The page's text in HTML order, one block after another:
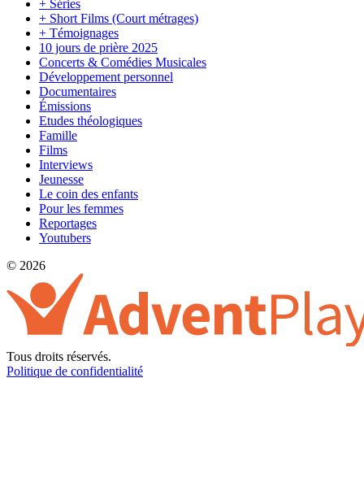
+ Séries
+ Short Films (Court métrages)
+ Témoignages
10 jours de prière 2025
Concerts & Comédies Musicales
Développement personnel
Documentaires
Émissions
Etudes théologiques
Famille
Films
Interviews
Jeunesse
Le coin des enfants
Pour les femmes
Reportages
Youtubers
© 2026
Tous droits réservés.
Politique de confidentialité